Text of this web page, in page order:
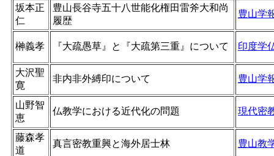
坂本正
仁
豊山長谷寺五十八世能化権田雷斧大和尚
履歴
豊山学
榊義孝 『大疏愚草』と『大疏第三重』について 印度学
大沢聖
寛
非内非外縛印について 豊山学
山野智
恵
仏教学における近代化の問題 現代密
藤森孝
道
真言密教重興と海外居士林 豊山教